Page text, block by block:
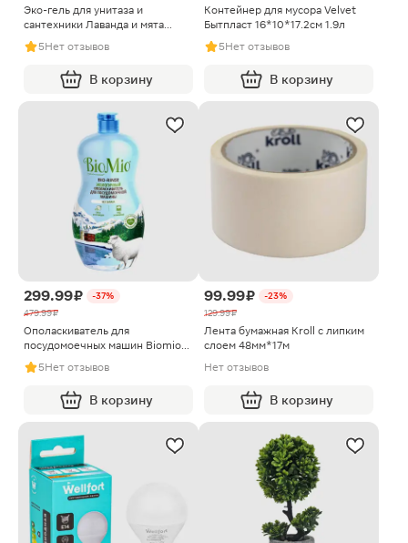
Эко-гель для унитаза и
сантехники Лаванда и мята
Dutybox 750мл
5Нет отзывов
В корзину
Контейнер для мусора Velvet
Бытпласт 16*10*17.2см 1.9л
5Нет отзывов
В корзину
299.99 ₽
-37%
479.99 ₽
Ополаскиватель для
посудомоечных машин Biomio
Bio-Rinse 750мл
5Нет отзывов
В корзину
99.99 ₽
-23%
129.99 ₽
Лента бумажная Kroll с липким
слоем 48мм*17м
Нет отзывов
В корзину